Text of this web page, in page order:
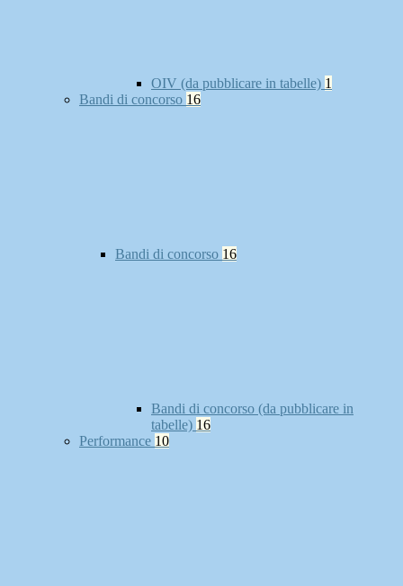
OIV (da pubblicare in tabelle) 1
Bandi di concorso 16
Bandi di concorso 16
Bandi di concorso (da pubblicare in
tabelle) 16
Performance 10